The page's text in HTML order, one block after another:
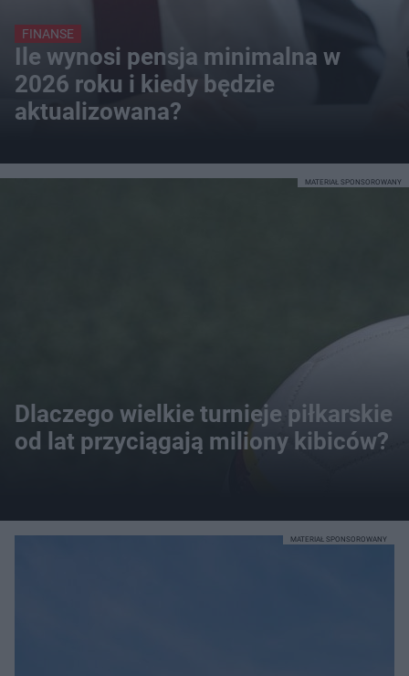
FINANSE
Ile wynosi pensja minimalna w
2026 roku i kiedy będzie
aktualizowana?
Dlaczego wielkie turnieje piłkarskie
od lat przyciągają miliony kibiców?
MATERIAŁ SPONSOROWANY
MATERIAŁ SPONSOROWANY